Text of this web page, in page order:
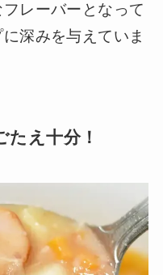
レーバーとなって
深みを与えていま
たえ十分！